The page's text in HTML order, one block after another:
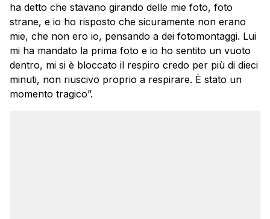
ha detto che stavano girando delle mie foto, foto
strane, e io ho risposto che sicuramente non erano
mie, che non ero io, pensando a dei fotomontaggi. Lui
mi ha mandato la prima foto e io ho sentito un vuoto
dentro, mi si è bloccato il respiro credo per più di dieci
minuti, non riuscivo proprio a respirare. È stato un
momento tragico”.